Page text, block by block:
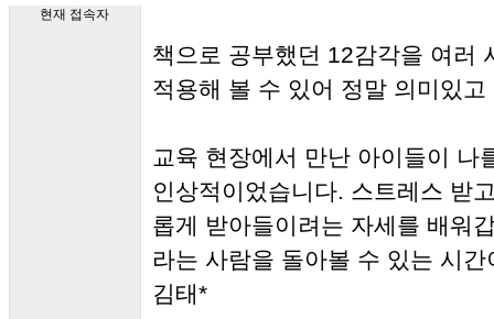
현재 접속자
책으로 공부했던 12감각을 여러
적용해 볼 수 있어 정말 의미있
교육 현장에서 만난 아이들이 나
인상적이었습니다. 스트레스 받
롭게 받아들이려는 자세를 배워
라는 사람을 돌아볼 수 있는 시
김태*